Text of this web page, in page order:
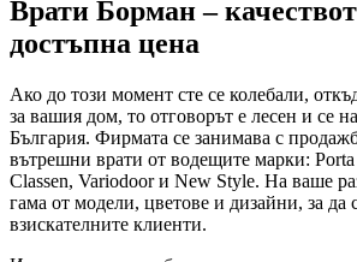
Врати Борман –
достъпна цена
Ако до този момент сте се колебали,
за вашия дом, то отговорът е лесен и се
България. Фирмата се занимава с
вътрешни врати от водещите марки:
Classen, Variodoor и New Style. На ваше
гама от модели, цветове и дизайни, за да
взискателните клиенти.